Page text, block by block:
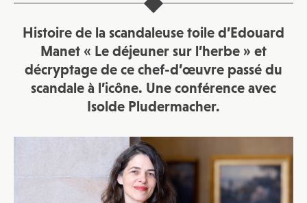
Histoire de la scandaleuse toile d’Edouard
Manet « Le déjeuner sur l’herbe » et
décryptage de ce chef-d’œuvre passé du
scandale à l’icône. Une conférence avec
Isolde Pludermacher.